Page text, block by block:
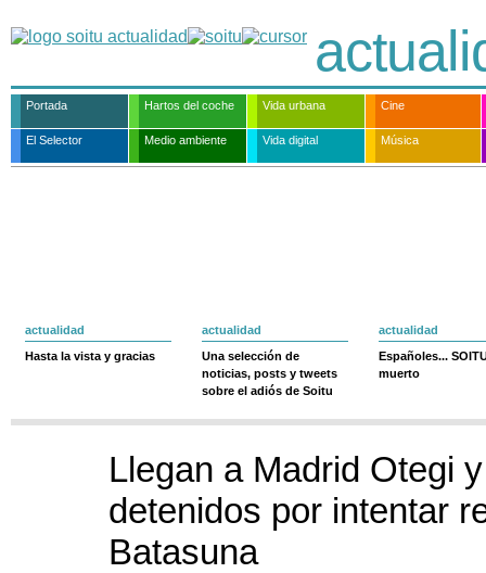
Portada Hartos del coche Vida urbana Cine
El Selector Medio ambiente Vida digital Música
actualidad
Hasta la vista y gracias
actualidad
Una selección de
noticias, posts y tweets
sobre el adiós de Soitu
actualidad
Españoles...
muerto
Llegan a Madrid Otegi
detenidos por intentar
Batasuna